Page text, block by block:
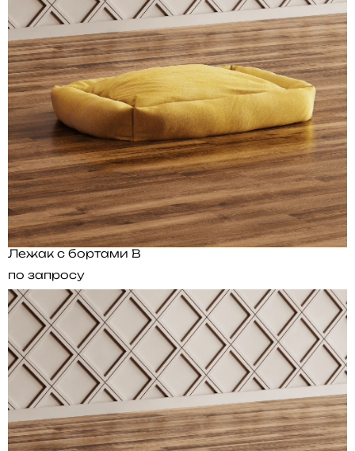
Лежак с бортами B
по запросу